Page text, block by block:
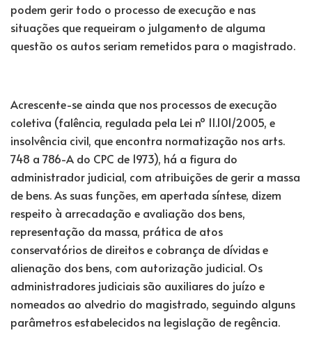
podem gerir todo o processo de execução e nas
situações que requeiram o julgamento de alguma
questão os autos seriam remetidos para o magistrado.
Acrescente-se ainda que nos processos de execução
coletiva (falência, regulada pela Lei nº 11.101/2005, e
insolvência civil, que encontra normatização nos arts.
748 a 786-A do CPC de 1973), há a figura do
administrador judicial, com atribuições de gerir a massa
de bens. As suas funções, em apertada síntese, dizem
respeito à arrecadação e avaliação dos bens,
representação da massa, prática de atos
conservatórios de direitos e cobrança de dívidas e
alienação dos bens, com autorização judicial. Os
administradores judiciais são auxiliares do juízo e
nomeados ao alvedrio do magistrado, seguindo alguns
parâmetros estabelecidos na legislação de regência.